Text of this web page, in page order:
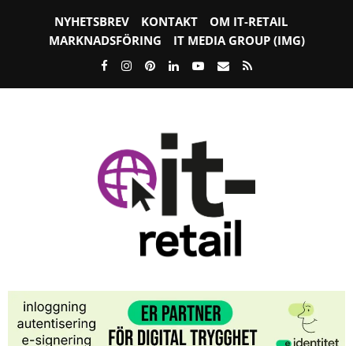
NYHETSBREV KONTAKT
OM IT-RETAIL
MARKNADSFÖRING
IT MEDIA GROUP (IMG)